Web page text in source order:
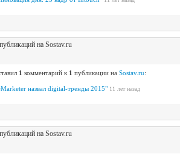
на Sostav.ru
1 комментарий к 1 публикации на Sostav.ru:
назвал digital-тренды 2015" 11 лет назад
на Sostav.ru